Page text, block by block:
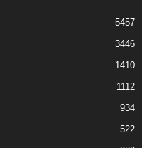
5457
3446
1410
1112
934
522